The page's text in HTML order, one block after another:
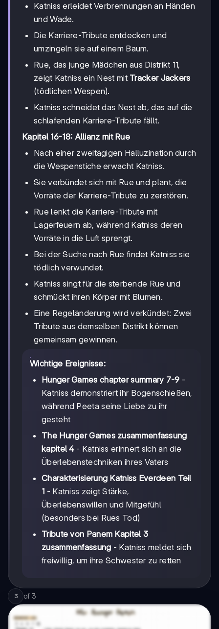
Katniss erleidet Verbrennungen an Händen
und Wade.
Die Karriere-Tribute entdecken und
umzingeln sie auf einem Baum.
Rue, das junge Mädchen aus Distrikt 11,
zeigt Katniss ein Nest mit Tracker Jackers
(tödlichen Wespen).
Katniss schneidet das Nest ab, das auf die
schlafenden Karriere-Tribute fällt.
Kapitel 16-18: Allianz mit Rue
Nach einer zweitägigen Halluzination durch
die Wespenstiche erwacht Katniss.
Sie verbündet sich mit Rue und plant, die
Vorräte der Karriere-Tribute zu zerstören.
Rue lenkt die Karriere-Tribute mit
Lagerfeuern ab, während Katniss deren
Vorräte in die Luft sprengt.
Bei der Suche nach Rue findet Katniss sie
tödlich verwundet.
Katniss singt für die sterbende Rue und
schmückt ihren Körper mit Blumen.
Eine Regeländerung wird verkündet: Zwei
Tribute aus demselben Distrikt können
gemeinsam gewinnen.
Wichtige Ereignisse:
Hunger Games chapter summary 7-9 -
Katniss demonstriert ihr Bogenschießen,
während Peeta seine Liebe zu ihr
gesteht
The Hunger Games zusammenfassung
kapitel 4- Katniss erinnert sich an die
Überlebenstechniken ihres Vaters
Charakterisierung Katniss Everdeen Teil
1 - Katniss zeigt Stärke,
Überlebenswillen und Mitgefühl
(besonders bei Rues Tod)
Tribute von Panem Kapitel 3
zusammenfassung - Katniss meldet sich
freiwillig, um ihre Schwester zu retten
3 of 3